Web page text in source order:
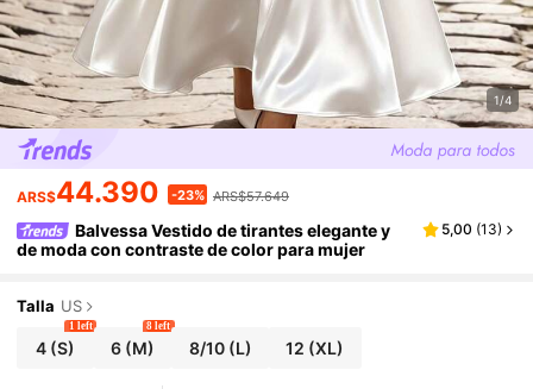
1/4
ARS$44.390 -23% ARS$57.649
Balvessa Vestido de tirantes elegante y
de moda con contraste de color para mujer
5,00 (13)
Talla US
4 (S)
1 left
6 (M)
8 left
8/10(L) 12 (XL)